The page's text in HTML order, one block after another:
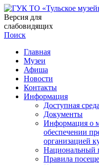
Версия для
слабовидящих
Поиск
Главная
Музеи
Афиша
Новости
Контакты
Информация
Доступная среда
Документы
Информация о
обеспечении
организацией
Национальный
Правила